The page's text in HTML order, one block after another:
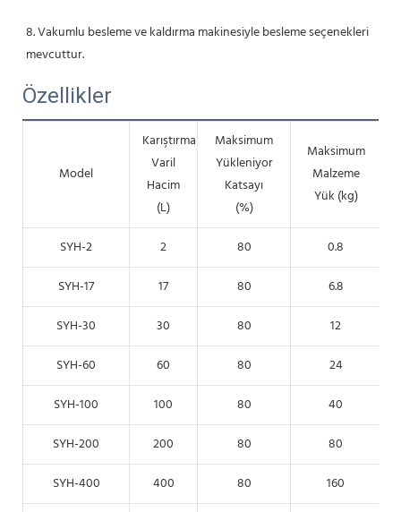
8. Vakumlu besleme ve kaldırma makinesiyle besleme seçenekleri
mevcuttur.
Özellikler
Model
Karıştırma
Varil
Hacim
(L)
Maksimum
Yükleniyor
Katsayı
(%)
Maksimum
Malzeme
Yük (kg)
SYH-2 2 80
0.8
SYH-17
17 80
6.8
SYH-30
30 80
12
SYH-60
60 80
24
SYH-100
100 80
40
SYH-200
200 80
80
SYH-400
400 80
160